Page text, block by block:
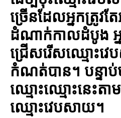
ច្រើនដែលអ្នកត្រូវត
ដំណាក់កាលដំបូង អ្ន
ជ្រើសរើសឈ្មោះវ
កំណត់បាន។ បន្ទាប់
ឈ្មោះឈ្មោះនេះត
ឈ្មោះវេបសាយ។